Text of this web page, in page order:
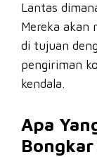
Lantas
Mereka akan
di tujuan
pengiriman
kendala.
Apa